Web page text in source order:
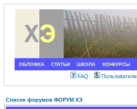
ОБЛОЖКА СТАТЬИ ШКОЛА КОНКУРСЫ
FAQ Пользователи
Список форумов ФОРУМ ХЭ